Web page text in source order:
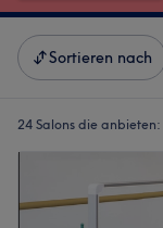
Sortieren nach
24 Salons die anbieten: